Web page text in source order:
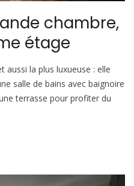
chambre,
étage
aussi la plus luxueuse : elle
salle de bains avec baignoire
terrasse pour profiter du